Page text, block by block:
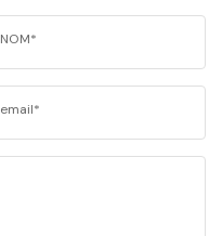
NOM*
email*